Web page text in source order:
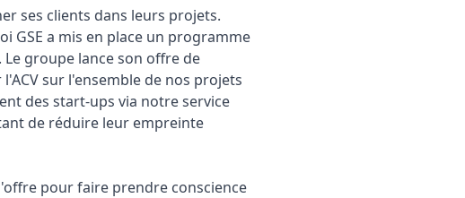
ses clients dans leurs projets.
GSE a mis en place un programme
groupe lance son offre de
sur l'ensemble de nos projets
des start-ups via notre service
de réduire leur empreinte
pour faire prendre conscience